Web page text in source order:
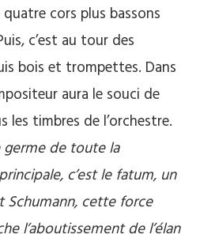
cors plus bassons
c’est au tour des
bois et trompettes. Dans
aura le souci de
les timbres de l’orchestre.
germe de toute la
c’est le fatum, un
Schumann, cette force
l’aboutissement de l’élan